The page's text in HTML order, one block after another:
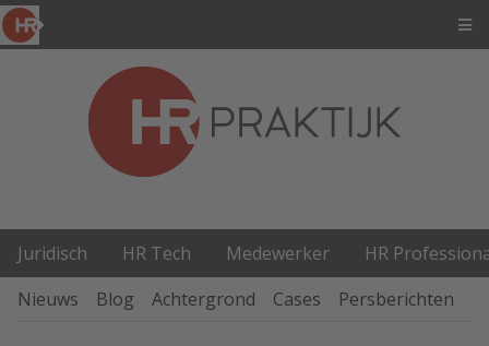
Juridisch HR Tech Medewerker
HR
Nieuws
Blog Achtergrond Cases Persberichten